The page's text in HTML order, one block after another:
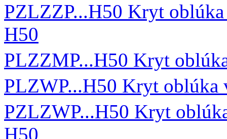
PZLZZP...H50 Kryt
H50
PLZZMP...H50 Kryt
PLZWP...H50 Kryt oblúka
PZLZWP...H50 Kryt
H50